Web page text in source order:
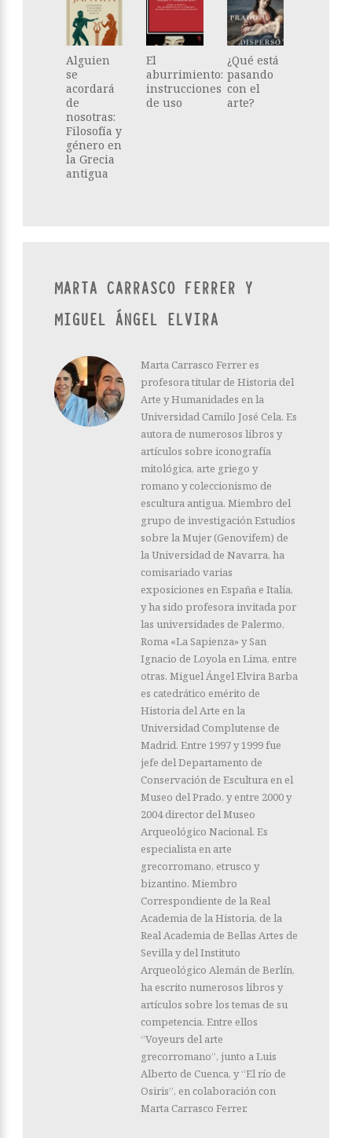
Alguien
se
acordará
de
nosotras:
Filosofía y
género en
la Grecia
antigua
El
aburrimiento:
instrucciones
de uso
¿Qué está
pasando
con el
arte?
MARTA CARRASCO FERRER Y
MIGUEL ÁNGEL ELVIRA
Marta Carrasco Ferrer es
profesora titular de Historia del
Arte y Humanidades en la
Universidad Camilo José Cela. Es
autora de numerosos libros y
artículos sobre iconografía
mitológica, arte griego y
romano y coleccionismo de
escultura antigua. Miembro del
grupo de investigación Estudios
sobre la Mujer (Genovifem) de
la Universidad de Navarra, ha
comisariado varias
exposiciones en España e Italia,
y ha sido profesora invitada por
las universidades de Palermo,
Roma «La Sapienza» y San
Ignacio de Loyola en Lima, entre
otras. Miguel Ángel Elvira Barba
es catedrático emérito de
Historia del Arte en la
Universidad Complutense de
Madrid. Entre 1997 y 1999 fue
jefe del Departamento de
Conservación de Escultura en el
Museo del Prado, y entre 2000 y
2004 director del Museo
Arqueológico Nacional. Es
especialista en arte
grecorromano, etrusco y
bizantino. Miembro
Correspondiente de la Real
Academia de la Historia, de la
Real Academia de Bellas Artes de
Sevilla y del Instituto
Arqueológico Alemán de Berlín,
ha escrito numerosos libros y
artículos sobre los temas de su
competencia. Entre ellos
“Voyeurs del arte
grecorromano”, junto a Luis
Alberto de Cuenca, y “El río de
Osiris”, en colaboración con
Marta Carrasco Ferrer.